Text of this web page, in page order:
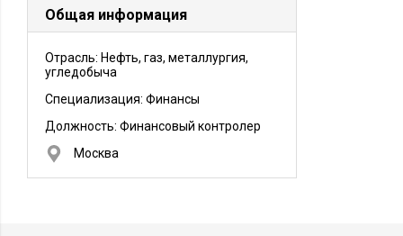
Общая информация
Отрасль: Нефть, газ, металлургия,
угледобыча
Специализация: Финансы
Должность: Финансовый контролер
Москва